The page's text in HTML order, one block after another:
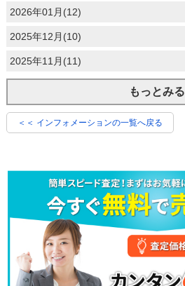
2026年01月(12)
2025年12月(10)
2025年11月(11)
もっとみる
＜＜ インフォメーションの一覧へ戻る